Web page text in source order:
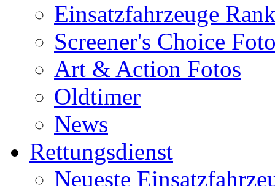
Einsatzfahrzeuge
Screener's Choice
Art & Action Fotos
Oldtimer
News
Rettungsdienst
Neueste